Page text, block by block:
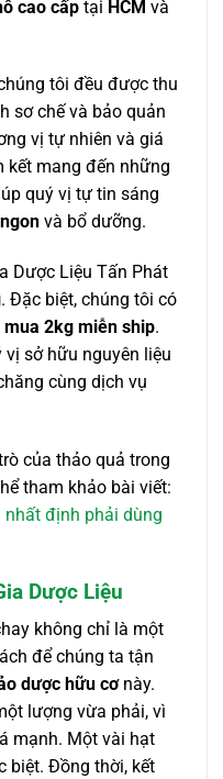
cao cấp tại HCM và
tôi đều được thu
sơ chế và bảo quản
vị tự nhiên và giá
kết mang đến những
quý vị tự tin sáng
và bổ dưỡng.
Dược Liệu Tấn Phát
. Đặc biệt, chúng tôi có
mua 2kg miễn ship.
sở hữu nguyên liệu
cùng dịch vụ
của thảo quả trong
tham khảo bài viết:
định phải dùng
Dược Liệu
không chỉ là một
để chúng ta tận
dược hữu cơnày.
lượng vừa phải, vì
mạnh. Một vài hạt
biệt. Đồng thời, kết